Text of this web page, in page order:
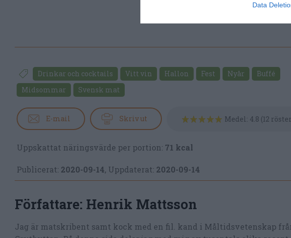
Data
Drinkar och cocktails Vitt vin Hallon Fest Nyår
Buffé
Midsommar
Svensk mat
E-mail Skriv ut Medel: 4.8 (12
Uppskattat näringsvärde per portion: 71 kcal
Publicerat: 2020-09-14, Uppdaterat: 2020-09-14
Författare: Henrik Mattsson
Jag är matskribent samt kock med en fil. kand i Måltidsvetenskap